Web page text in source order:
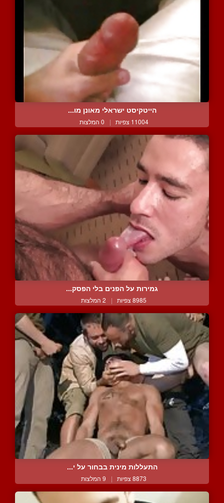
הייטקיסט ישראלי מאונן מו...
11004 צפיות | 0 המלצות
גמירות על הפנים בלי הפסק...
8985 צפיות | 2 המלצות
התעללות מינית בבחור על י...
8873 צפיות | 9 המלצות